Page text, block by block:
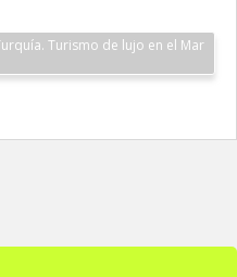
Turismo de lujo en el Mar